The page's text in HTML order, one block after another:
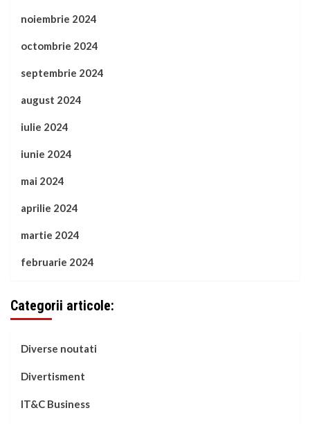
noiembrie 2024
octombrie 2024
septembrie 2024
august 2024
iulie 2024
iunie 2024
mai 2024
aprilie 2024
martie 2024
februarie 2024
Categorii articole:
Diverse noutati
Divertisment
IT&C Business